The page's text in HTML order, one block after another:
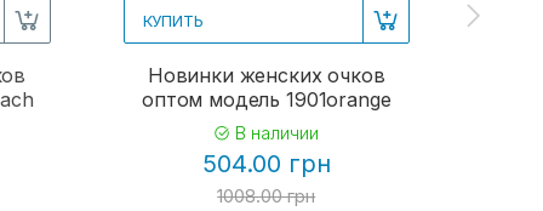
КУПИТЬ
Новинки женских очков
оптом модель 1901orange
В наличии
504.00 грн
1008.00 грн